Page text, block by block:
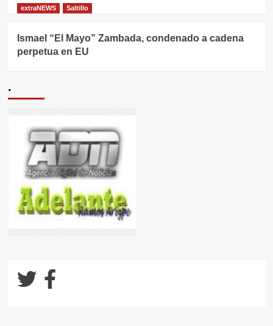
extraNEWS Saltillo
Ismael “El Mayo” Zambada, condenado a cadena
perpetua en EU
.